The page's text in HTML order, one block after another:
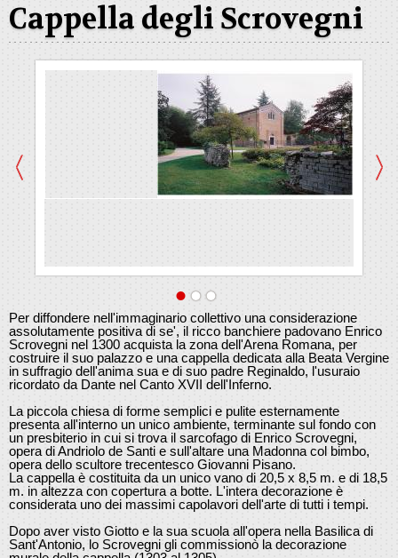
Cappella degli Scrovegni
Per diffondere nell'immaginario collettivo una considerazione
assolutamente positiva di se', il ricco banchiere padovano Enrico
Scrovegni nel 1300 acquista la zona dell'Arena Romana, per
costruire il suo palazzo e una cappella dedicata alla Beata Vergine
in suffragio dell'anima sua e di suo padre Reginaldo, l'usuraio
ricordato da Dante nel Canto XVII dell'Inferno.
La piccola chiesa di forme semplici e pulite esternamente
presenta all'interno un unico ambiente, terminante sul fondo con
un presbiterio in cui si trova il sarcofago di Enrico Scrovegni,
opera di Andriolo de Santi e sull'altare una Madonna col bimbo,
opera dello scultore trecentesco Giovanni Pisano.
La cappella è costituita da un unico vano di 20,5 x 8,5 m. e di 18,5
m. in altezza con copertura a botte. L'intera decorazione è
considerata uno dei massimi capolavori dell'arte di tutti i tempi.
Dopo aver visto Giotto e la sua scuola all'opera nella Basilica di
Sant'Antonio, lo Scrovegni gli commissionò la decorazione